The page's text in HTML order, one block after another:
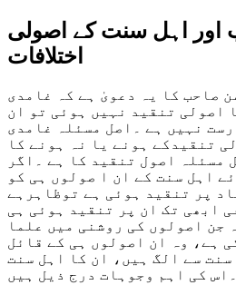
اور اہل سنت کے اصولی
اختلافات
صاحب کا یہ دعویٰ ہے کہ غامدی
اصولی تنقید نہیں ہوئی تو ان
نہیں ہے ۔اصل مسئلہ غامدی
تنقیدکے ہونے یا نہ ہونے کا
مسئلہ اصول تنقید کا ہے ۔اگر
اہل سنت کے ان ا صولوں ہی کو
پر تنقید ہوئی ہے توظاہرہے
ابھی تک ان پر تنقید ہوئی ہی
جن اصولوں کی روشنی میں علما
ہے، وہ ان اصولوں ہی کے قائل
سے الگ ہیں، ان کا اہل سنت